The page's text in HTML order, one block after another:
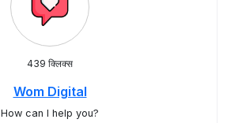
439 क्लिक्स
Wom Digital
How can I help you?